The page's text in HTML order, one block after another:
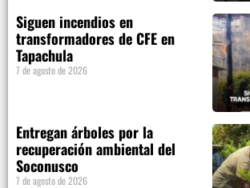
Siguen incendios en
transformadores de CFE en
Tapachula
7 de agosto de 2026
Entregan árboles por la
recuperación ambiental del
Soconusco
7 de agosto de 2026